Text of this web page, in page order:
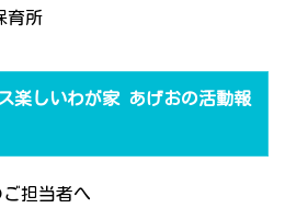
育所
楽しいわが家 あげおの活動報
担当者へ